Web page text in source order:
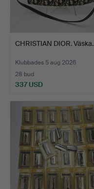
CHRISTIAN DIOR. Väska.
Klubbades 5 aug 2026
28 bud
337 USD